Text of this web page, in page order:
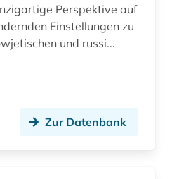
griechenland <altertum> (1)
Perspektive auf
Einstellungen zu
und russi...
Zur Datenbank